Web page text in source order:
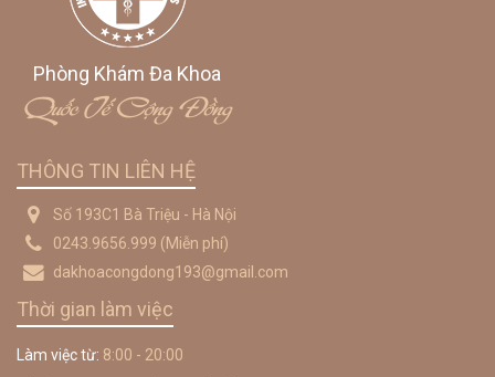
Phòng Khám Đa Khoa
Quốc Tế Cộng Đồng
THÔNG TIN LIÊN HỆ
Số 193C1 Bà Triệu - Hà Nội
0243.9656.999 (Miễn phí)
dakhoacongdong193@gmail.com
Thời gian làm việc
Làm việc từ: 8:00 - 20:00